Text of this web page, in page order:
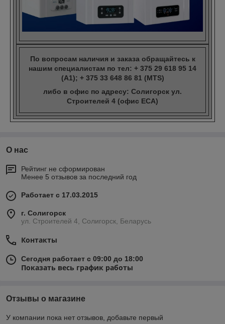
По вопросам наличия и заказа обращайтесь к
нашим специалистам по тел: + 375 29 618 95 14
(A1); + 375 33 648 86 81 (MTS)
либо в офис по адресу: Солигорск ул.
Строителей 4 (офис ECA)
О нас
Рейтинг не сформирован
Менее 5 отзывов за последний год
Работает с 17.03.2015
г. Солигорск
ул. Строителей 4, Солигорск, Беларусь
Контакты
Сегодня работает с 09:00 до 18:00
Показать весь график работы
Отзывы о магазине
У компании пока нет отзывов, добавьте первый